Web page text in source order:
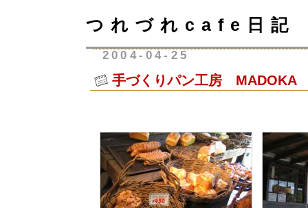
つれづれcafe日記
2004-04-25
手づくりパン工房 MADOKA